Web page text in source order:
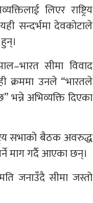
लिएर राष्ट्रिय
सन्दर्भमा देवकोटाले
सीमा विवाद
क्रममा उनले “भारतले
भन्ने अभिव्यक्ति दिएका
सभाको बैठक अवरुद्ध
माग गर्दै आएका छन्।
जनाउँदै सीमा जस्तो